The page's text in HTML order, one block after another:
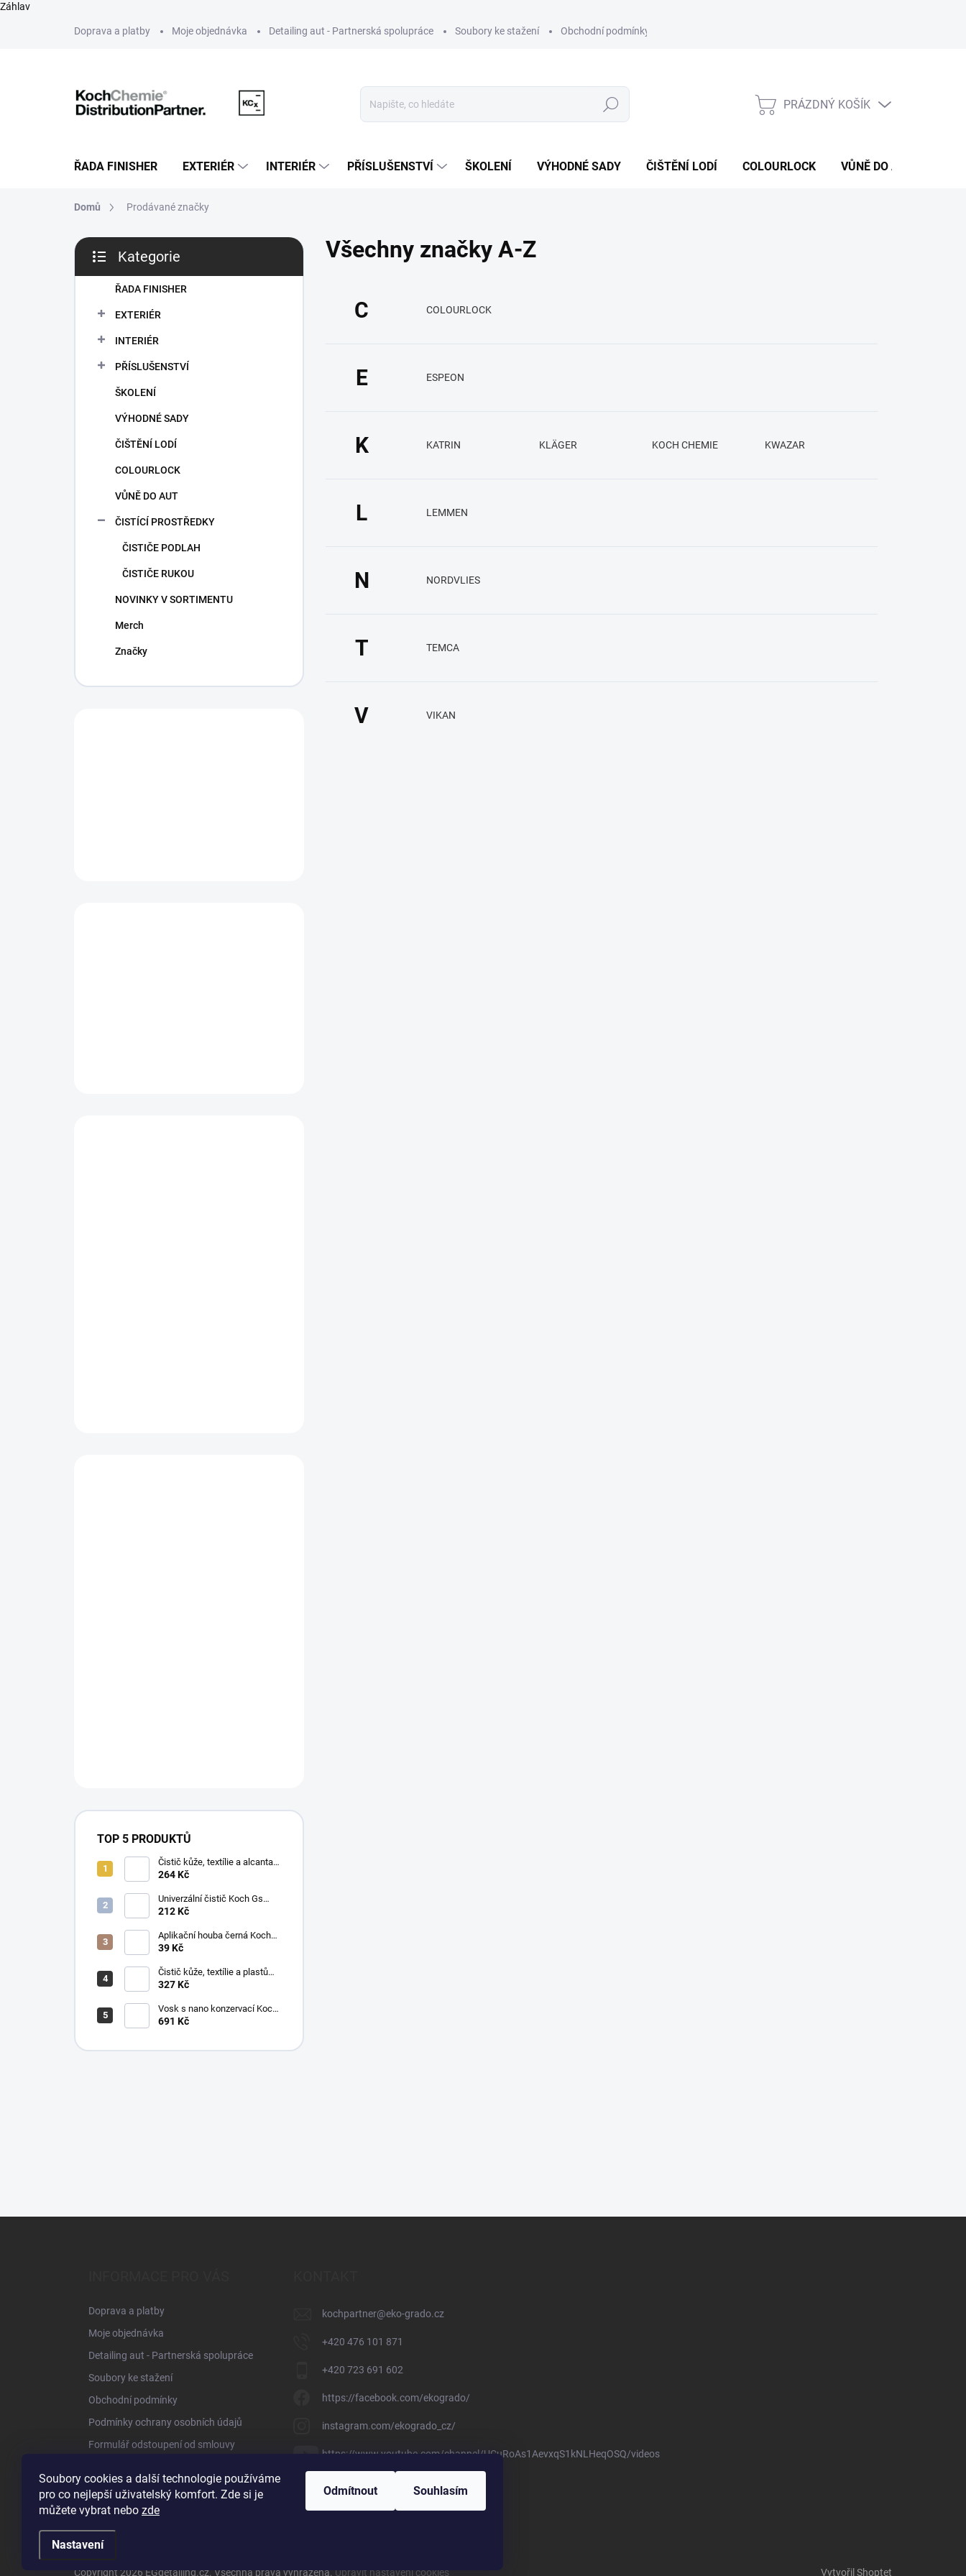
Záhlav
Soubory cookies a další technologie používáme
pro co nejlepší uživatelský komfort. Zde si je
můžete vybrat nebo zde
Nastavení
Odmítnout Souhlasím
Doprava a platby Moje objednávka Detailing aut - Partnerská spolupráce Soubory ke stažení Obchodní podmínky
Hledat
NÁKUPNÍ
PRÁZDNÝ KOŠÍK
ŘADA FINISHER EXTERIÉR INTERIÉR PŘÍSLUŠENSTVÍ ŠKOLENÍ VÝHODNÉ SADY ČIŠTĚNÍ LODÍ COLOURLOCK VŮNĚ DO AUT
Domů Prodávané značky
P
s
kategorie
Kategorie
ŘADA FINISHER
EXTERIÉR
INTERIÉR
PŘÍSLUŠENSTVÍ
ŠKOLENÍ
VÝHODNÉ SADY
ČIŠTĚNÍ LODÍ
COLOURLOCK
VŮNĚ DO AUT
ČISTÍCÍ PROSTŘEDKY
ČISTIČE PODLAH
ČISTIČE RUKOU
NOVINKY V SORTIMENTU
Merch
Značky
TOP 5 PRODUKTŮ
Čistič kůže, textílie a alcantary
Koch Pol Star 1 l 619-1L-01
264 Kč
Univerzální čistič Koch Gs
Green Star 1 l
212 Kč
Aplikační houba černá Koch
999038
39 Kč
Čistič kůže, textílie a plastů
Koch Mzr Mehrzweckreiniger
327 Kč
Vosk s nano konzervací Koch
Pw Protector Wax 1 l
691 Kč
Všechny značky A-Z
C COLOURLOCK
E ESPEON
K KATRIN KLÄGER KOCH CHEMIE KWAZAR
L LEMMEN
N NORDVLIES
T TEMCA
V VIKAN
Doprava a platby
Moje objednávka
Detailing aut - Partnerská spolupráce
Soubory ke stažení
Obchodní podmínky
Podmínky ochrany osobních údajů
Formulář odstoupení od smlouvy
Obchodní zástupci
Kontakty
kochpartner@eko-grado.cz
+420 476 101 871
+420 723 691 602
https://facebook.com/ekogrado/
instagram.com/ekogrado_cz/
https://www.youtube.com/channel/UCuRoAs1AevxqS1kNLHeqOSQ/videos
Vytvořil Shoptet
Copyright 2026 EGdetailing.cz. Všechna práva vyhrazena. Upravit nastavení cookies